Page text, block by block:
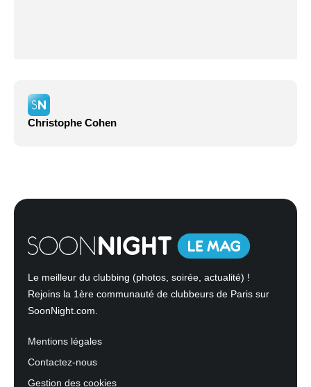
Christophe Cohen
Le meilleur du clubbing (photos, soirée, actualité) !
Rejoins la 1ère communauté de clubbeurs de Paris sur
SoonNight.com.
Mentions légales
Contactez-nous
Gestion des cookies